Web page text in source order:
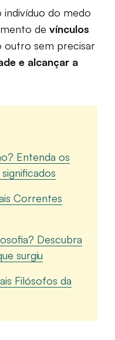
indivíduo do medo
de vínculos
outro sem precisar
e alcançar a
Entenda os
Correntes
Descubra
surgiu
Filósofos da